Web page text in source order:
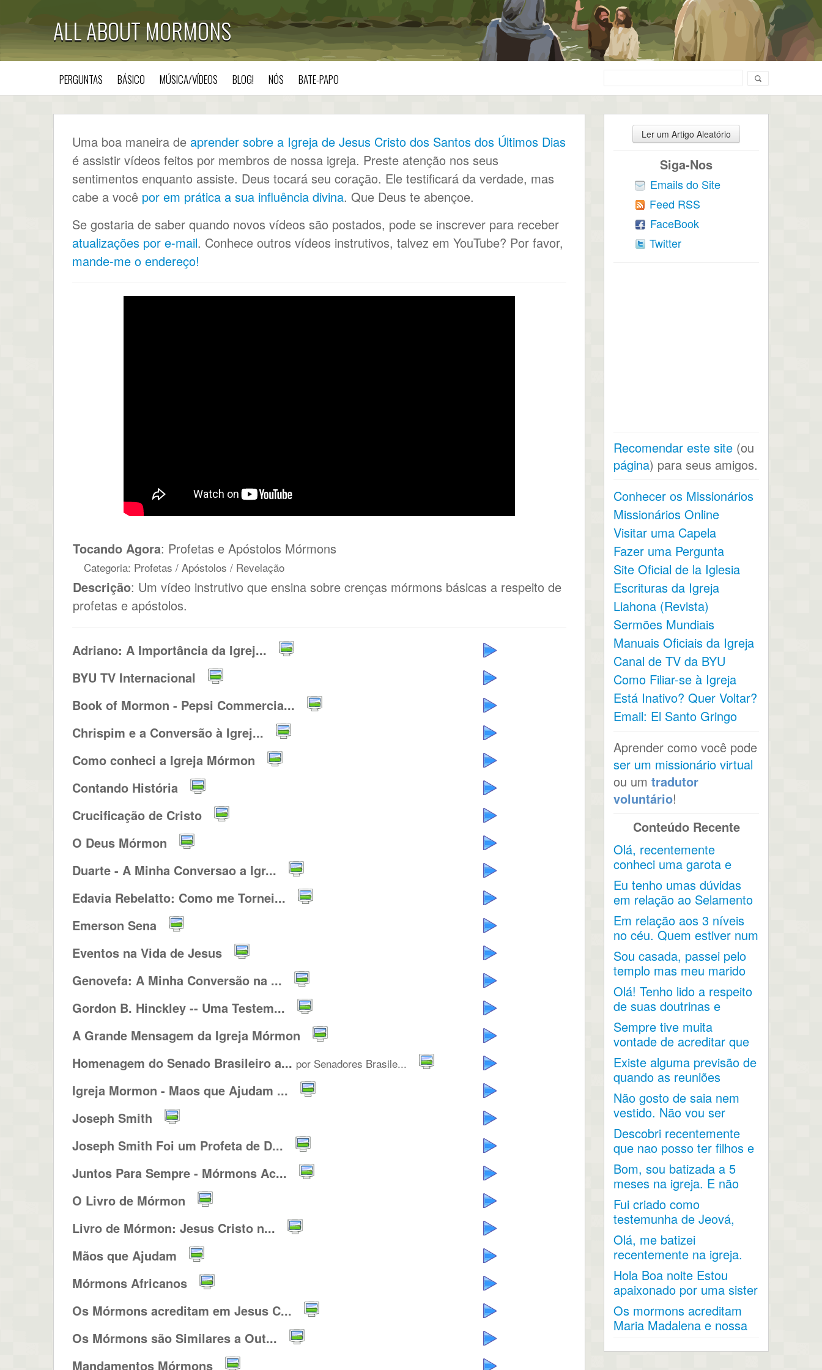
ALL ABOUT MORMONS
PERGUNTAS BÁSICO MÚSICA/VÍDEOS BLOG! NÓS BATE-PAPO
Uma boa maneira de aprender sobre a Igreja de Jesus Cristo dos Santos dos Últimos Dias
é assistir vídeos feitos por membros de nossa igreja. Preste atenção nos seus
sentimentos enquanto assiste. Deus tocará seu coração. Ele testificará da verdade, mas
cabe a você por em prática a sua influência divina. Que Deus te abençoe.
Se gostaria de saber quando novos vídeos são postados, pode se inscrever para receber
atualizações por e-mail. Conhece outros vídeos instrutivos, talvez em YouTube? Por favor,
mande-me o endereço!
Tocando Agora: Profetas e Apóstolos Mórmons
Categoria: Profetas / Apóstolos / Revelação
Descrição: Um vídeo instrutivo que ensina sobre crenças mórmons básicas a respeito de
profetas e apóstolos.
Adriano: A Importância da Igrej...
BYU TV Internacional
Book of Mormon - Pepsi Commercia...
Chrispim e a Conversão à Igrej...
Como conheci a Igreja Mórmon
Contando História
Crucificação de Cristo
O Deus Mórmon
Duarte - A Minha Conversao a Igr...
Edavia Rebelatto: Como me Tornei...
Emerson Sena
Eventos na Vida de Jesus
Genovefa: A Minha Conversão na ...
Gordon B. Hinckley -- Uma Testem...
A Grande Mensagem da Igreja Mórmon
Homenagem do Senado Brasileiro a... por Senadores Brasile...
Igreja Mormon - Maos que Ajudam ...
Joseph Smith
Joseph Smith Foi um Profeta de D...
Juntos Para Sempre - Mórmons Ac...
O Livro de Mórmon
Livro de Mórmon: Jesus Cristo n...
Mãos que Ajudam
Mórmons Africanos
Os Mórmons acreditam em Jesus C...
Os Mórmons são Similares a Out...
Mandamentos Mórmons
Ler um Artigo Aleatório
Siga-Nos
Emails do Site
Feed RSS
FaceBook
Twitter
Recomendar este site (ou
página) para seus amigos.
Conhecer os Missionários
Missionários Online
Visitar uma Capela
Fazer uma Pergunta
Site Oficial de la Iglesia
Escrituras da Igreja
Liahona (Revista)
Sermões Mundiais
Manuais Oficiais da Igreja
Canal de TV da BYU
Como Filiar-se à Igreja
Está Inativo? Quer Voltar?
Email: El Santo Gringo
Aprender como você pode
ser um missionário virtual
ou um tradutor
voluntário!
Conteúdo Recente
Olá, recentemente
conheci uma garota e
acho que ela acabou...
Eu tenho umas dúvidas
em relação ao Selamento
e os 3 Graus de...
Em relação aos 3 níveis
no céu. Quem estiver num
nível terá...
Sou casada, passei pelo
templo mas meu marido
não aceita que eu
durma...
Olá! Tenho lido a respeito
de suas doutrinas e
entendi a...
Sempre tive muita
vontade de acreditar que
o matrimônio não
termina...
Existe alguma previsão de
quando as reuniões
voltarão a acontecer no...
Não gosto de saia nem
vestido. Não vou ser
aceita na igreja. Devo sair
?
Descobri recentemente
que nao posso ter filhos e
fui diagnosticada com...
Bom, sou batizada a 5
meses na igreja. E não
conseguir fazer
nenhuma...
Fui criado como
testemunha de Jeová,
mas agora penso em
fazer parte da...
Olá, me batizei
recentemente na igreja.
Gostaria de saber sobre
a...
Hola Boa noite Estou
apaixonado por uma sister
que já fez missão...
Os mormons acreditam
Maria Madalena e nossa